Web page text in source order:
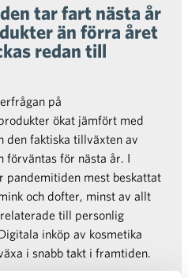
tar fart nästa år
än förra året
redan till
på
ökat jämfört med
den faktiska tillväxten av
förväntas för nästa år. I
pandemitiden mest beskattat
och dofter, minst av allt
till personlig
inköp av kosmetika
i snabb takt i framtiden.